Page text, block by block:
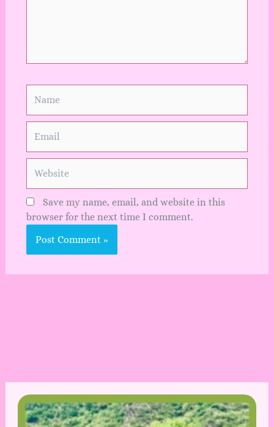
Save my name, email, and website in this
browser for the next time I comment.